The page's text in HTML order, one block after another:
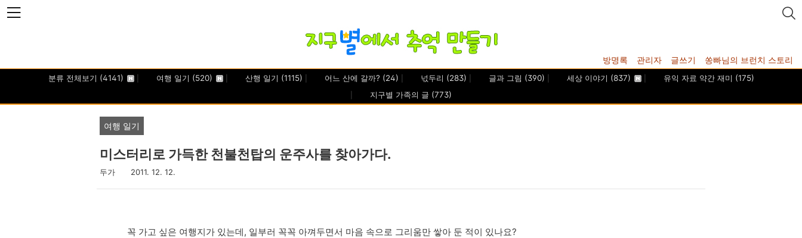
본문 바로가기
방명록 관리자 글쓰기 쏭빠님의 브런치 스토리
분류 전체보기 (4141) 여행 일기 (520) 산행 일기 (1115) 어느 산에 갈까? (24) 넋두리 (283) 글과 그림 (390) 세상 이야기 (837) 유익 자료 약간 재미 (175)
지구별 가족의 글 (773)
여행 일기
미스터리로 가득한 천불천탑의 운주사를 찾아가다.
두가 2011. 12. 12.
꼭 가고 싶은 여행지가 있는데, 일부러 꼭꼭 아껴두면서 마음 속으로 그리움만 쌓아 둔 적이 있나요?